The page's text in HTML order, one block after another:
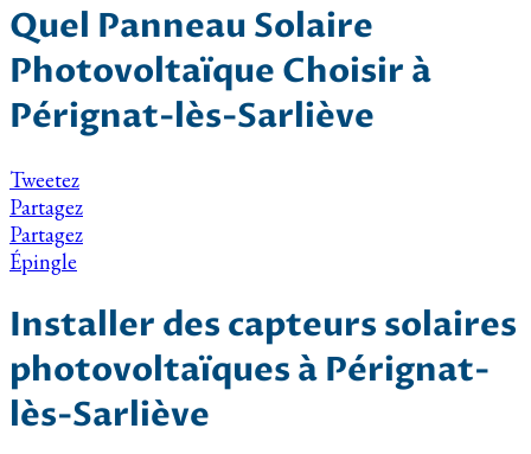
Quel Panneau Solaire
Photovoltaïque Choisir à
Pérignat-lès-Sarliève
Tweetez
Partagez
Partagez
Épingle
Installer des capteurs solaires
photovoltaïques à Pérignat-
lès-Sarliève